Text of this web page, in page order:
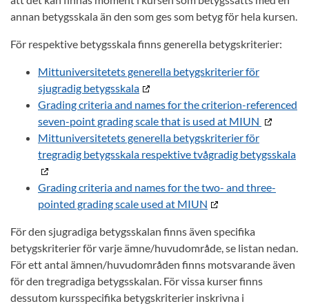
annan betygsskala än den som ges som betyg för hela kursen.
För respektive betygsskala finns generella betygskriterier:
Mittuniversitetets generella betygskriterier för
sjugradig betygsskala
Grading criteria and names for the criterion-referenced
seven-point grading scale that is used at MIUN
Mittuniversitetets generella betygskriterier för
tregradig betygsskala respektive tvågradig betygsskala
Grading criteria and names for the two- and three-
pointed grading scale used at MIUN
För den sjugradiga betygsskalan finns även specifika
betygskriterier för varje ämne/huvudområde, se listan nedan.
För ett antal ämnen/huvudområden finns motsvarande även
för den tregradiga betygsskalan. För vissa kurser finns
dessutom kursspecifika betygskriterier inskrivna i